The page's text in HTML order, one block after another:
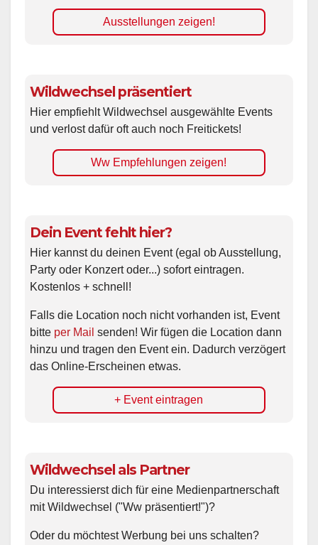
Ausstellungen zeigen!
Wildwechsel präsentiert
Hier empfiehlt Wildwechsel ausgewählte Events
und verlost dafür oft auch noch Freitickets!
Ww Empfehlungen zeigen!
Dein Event fehlt hier?
Hier kannst du deinen Event (egal ob Ausstellung,
Party oder Konzert oder...) sofort eintragen.
Kostenlos + schnell!
Falls die Location noch nicht vorhanden ist, Event
bitte per Mail senden! Wir fügen die Location dann
hinzu und tragen den Event ein. Dadurch verzögert
das Online-Erscheinen etwas.
+ Event eintragen
Wildwechsel als Partner
Du interessierst dich für eine Medienpartnerschaft
mit Wildwechsel ("Ww präsentiert!")?
Oder du möchtest Werbung bei uns schalten?